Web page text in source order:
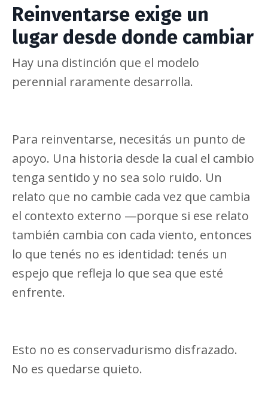
Reinventarse exige un
lugar desde donde cambiar
Hay una distinción que el modelo
perennial raramente desarrolla.
Para reinventarse, necesitás un punto de
apoyo. Una historia desde la cual el cambio
tenga sentido y no sea solo ruido. Un
relato que no cambie cada vez que cambia
el contexto externo —porque si ese relato
también cambia con cada viento, entonces
lo que tenés no es identidad: tenés un
espejo que refleja lo que sea que esté
enfrente.
Esto no es conservadurismo disfrazado.
No es quedarse quieto.